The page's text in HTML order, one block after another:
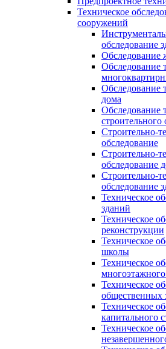
Техническое
сооружений
обследование
Обследование
Обследование
Обследование
дома
Обследование
строительного
Строительно-
обследование
Строительно-
обследование
Строительно-
обследование
Техническое
зданий
Техническое
реконструкции
Техническое
школы
Техническое
Техническое
общественных
Техническое
капитального
Техническое